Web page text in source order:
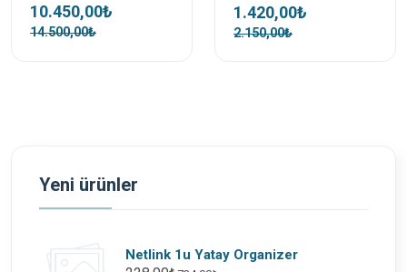
10.450,00₺
14.500,00₺
1.420,00₺
2.150,00₺
Yeni ürünler
Netlink 1u Yatay Organizer